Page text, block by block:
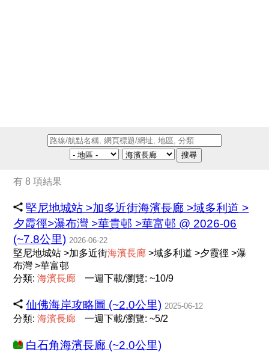
搜尋
有 8 項結果
堅尼地城站 >加多近街海濱長廊 >域多利道 >
夕霞徑>瀑布灣 >華貴邨 >華富邨 @ 2026-06
(~7.8公里) 2026-06-22
堅尼地城站 >加多近街海濱長廊 >域多利道 >夕霞徑 >瀑
布灣 >華富邨
分類:海濱長廊 一週下載/瀏覽: ~10/9
仙佛海岸攻略圖 (~2.0公里) 2025-06-12
分類:海濱長廊 一週下載/瀏覽: ~5/2
白石角海濱長廊 (~2.0公里)